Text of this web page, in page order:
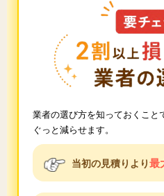
業者の選び方を知っておくこと
ぐっと減らせます。
当初の見積りより最